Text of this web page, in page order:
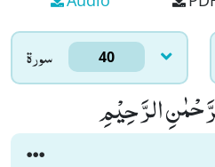
سورۃ 40
الرَّحِیْمِ